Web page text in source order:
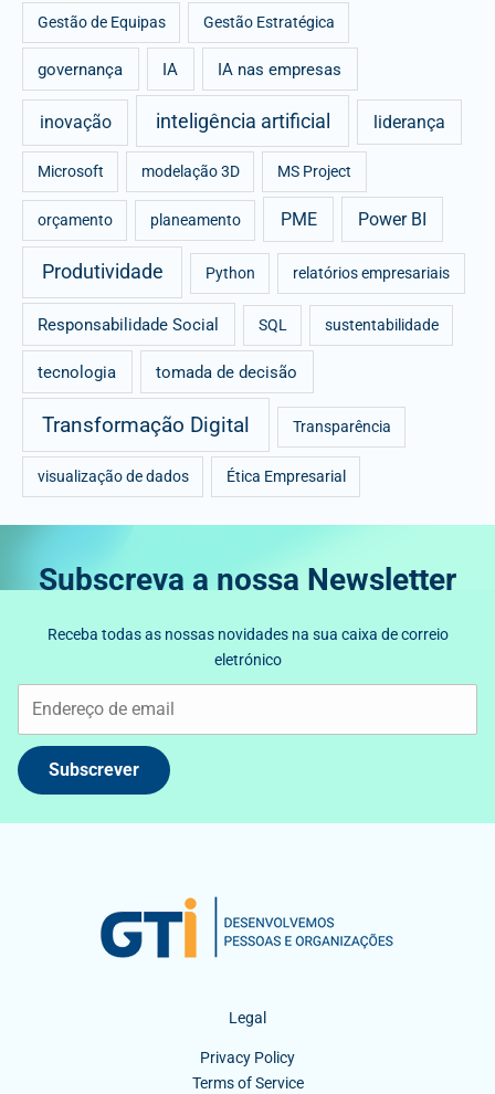
Gestão de Equipas Gestão Estratégica
governança IA IA nas empresas
inovação inteligência artificial liderança
Microsoft modelação 3D MS Project
orçamento planeamento PME Power BI
Produtividade Python relatórios empresariais
Responsabilidade Social SQL sustentabilidade
tecnologia tomada de decisão
Transformação Digital Transparência
visualização de dados Ética Empresarial
Subscreva a nossa Newsletter
Receba todas as nossas novidades na sua caixa de correio
eletrónico
Subscrever
Legal
Privacy Policy
Terms of Service